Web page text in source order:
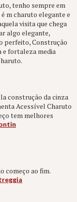
tenho sempre em
m charuto elegante e
visita que chega
algo elegante,
perfeito, Construção
e fortaleza media
construção da cinza
Acessível Charuto
tem melhores
começo ao fim.